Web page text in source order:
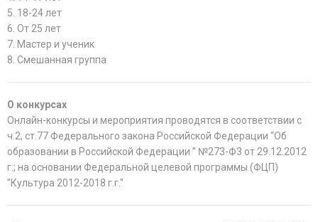
5. 18-24 лет
6. От 25 лет
7. Мастер и ученик
8. Смешанная группа
О конкурсах
Онлайн-конкурсы и мероприятия проводятся в соответствии с
ч.2, ст.77 Федерального закона Российской Федерации “Об
образовании в Российской Федерации ” №273-Ф3 от 29.12.2012
г.; на основании Федеральной целевой программы (ФЦП)
"Культура 2012-2018 г.г."